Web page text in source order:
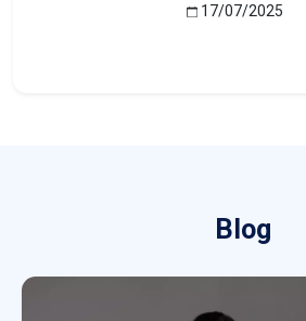
17/07/2025
Blog